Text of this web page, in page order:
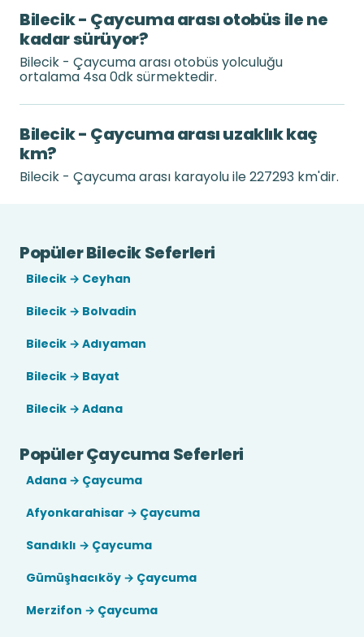
Bilecik - Çaycuma arası otobüs ile ne
kadar sürüyor?
Bilecik - Çaycuma arası otobüs yolculuğu
ortalama 4sa 0dk sürmektedir.
Bilecik - Çaycuma arası uzaklık kaç
km?
Bilecik - Çaycuma arası karayolu ile 227293 km'dir.
Popüler Bilecik Seferleri
Bilecik → Ceyhan
Bilecik → Bolvadin
Bilecik → Adıyaman
Bilecik → Bayat
Bilecik → Adana
Popüler Çaycuma Seferleri
Adana → Çaycuma
Afyonkarahisar → Çaycuma
Sandıklı → Çaycuma
Gümüşhacıköy → Çaycuma
Merzifon → Çaycuma